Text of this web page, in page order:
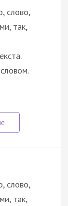
слово,
так,
слово,
так,